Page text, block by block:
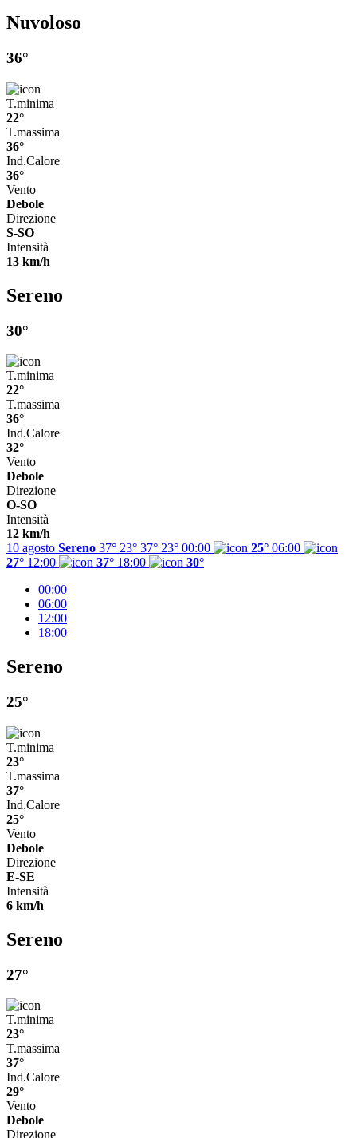
Nuvoloso
36°
T.minima
22°
T.massima
36°
Ind.Calore
36°
Vento
Debole
Direzione
S-SO
Intensità
13 km/h
Sereno
30°
T.minima
22°
T.massima
36°
Ind.Calore
32°
Vento
Debole
Direzione
O-SO
Intensità
12 km/h
10 agosto Sereno 37° 23° 37° 23° 00:00 25° 06:00
27° 12:00 37° 18:00
30°
00:00
06:00
12:00
18:00
Sereno
25°
T.minima
23°
T.massima
37°
Ind.Calore
25°
Vento
Debole
Direzione
E-SE
Intensità
6 km/h
Sereno
27°
T.minima
23°
T.massima
37°
Ind.Calore
29°
Vento
Debole
Direzione